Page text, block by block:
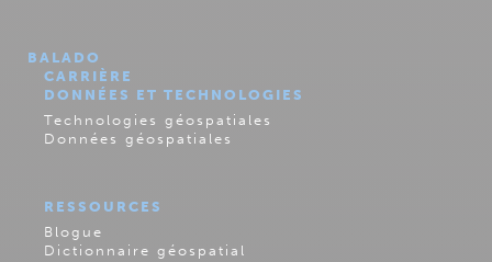
BALADO
CARRIÈRE
DONNÉES ET TECHNOLOGIES
Technologies géospatiales
Données géospatiales
RESSOURCES
Blogue
Dictionnaire géospatial